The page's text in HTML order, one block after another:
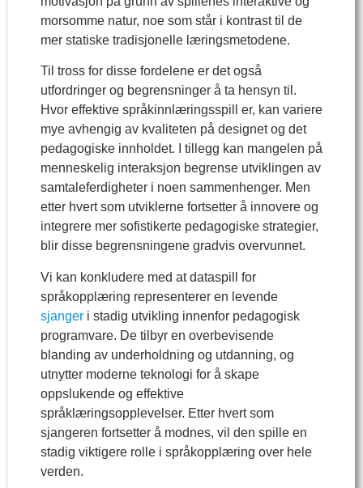
morsomme natur, noe som står i kontrast til de
mer statiske tradisjonelle læringsmetodene.
Til tross for disse fordelene er det også
utfordringer og begrensninger å ta hensyn til.
Hvor effektive språkinnlæringsspill er, kan variere
mye avhengig av kvaliteten på designet og det
pedagogiske innholdet. I tillegg kan mangelen på
menneskelig interaksjon begrense utviklingen av
samtaleferdigheter i noen sammenhenger. Men
etter hvert som utviklerne fortsetter å innovere og
integrere mer sofistikerte pedagogiske strategier,
blir disse begrensningene gradvis overvunnet.
Vi kan konkludere med at dataspill for
språkopplæring representerer en levende
sjanger i stadig utvikling innenfor pedagogisk
programvare. De tilbyr en overbevisende
blanding av underholdning og utdanning, og
utnytter moderne teknologi for å skape
oppslukende og effektive
språklæringsopplevelser. Etter hvert som
sjangeren fortsetter å modnes, vil den spille en
stadig viktigere rolle i språkopplæring over hele
verden.